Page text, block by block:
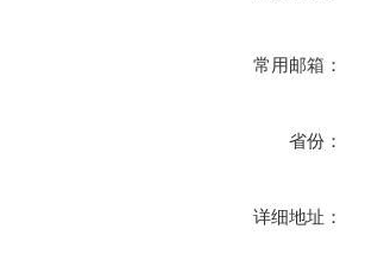
常用邮箱：
省份：
详细地址：